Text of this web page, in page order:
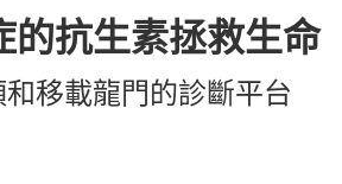
的抗生素拯救生命
移載龍門的診斷平台